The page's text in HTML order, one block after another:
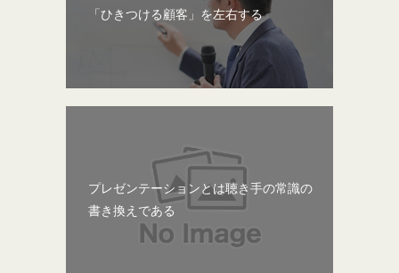
「ひきつける顧客」を左右する
プレゼンテーションとは聴き手の常識の
書き換えである